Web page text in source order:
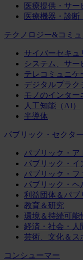
医療提供・サー
医療機器・診
テクノロジー&コミ
サイバーセキュ
システム、サー
テレコミュニケ
デジタルプラク
モノのインター
人工知能（AI）
半導体
パブリック・セクター
パブリック・ア
パブリック・イ
パブリック・フ
パブリック・ヘ
利益団体＆パブ
教育＆研究
環境＆持続可能
経済・社会・人
芸術、文化＆ス
コンシューマー